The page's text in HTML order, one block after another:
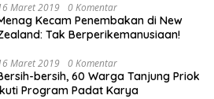
Maret 2019 0 Komentar
Kecam Penembakan di New
Tak Berperikemanusiaan!
Maret 2019 0 Komentar
bersih, 60 Warga Tanjung Priok
Program Padat Karya